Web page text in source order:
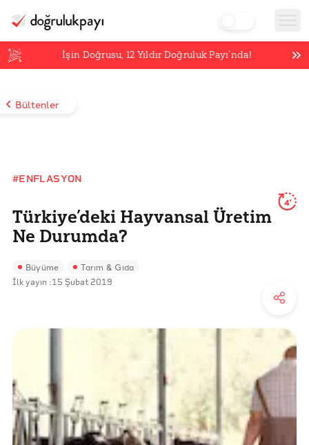
İşin Doğrusu,12 Yıldır Doğruluk Payı’nda!
Bültenler
#ENFLASYON
Türkiye’deki Hayvansal Üretim
Ne Durumda?
4'
Büyüme Tarım & Gıda
İlk yayın :15 Şubat 2019